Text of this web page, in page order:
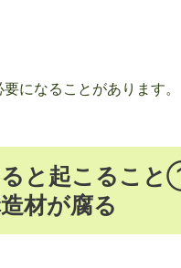
になることがあります。
ると起こるこ
材が腐る